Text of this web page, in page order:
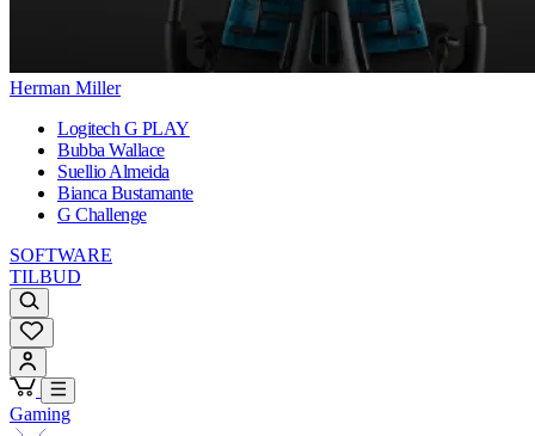
Herman Miller
Logitech G PLAY
Bubba Wallace
Suellio Almeida
Bianca Bustamante
G Challenge
SOFTWARE
TILBUD
Gaming